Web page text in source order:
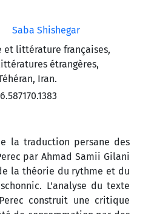
Saba Shishegar
et littérature françaises,
étrangères,
Iran.
la traduction persane des
par Ahmad Samii Gilani
la théorie du rythme et du
L'analyse du texte
construit une critique